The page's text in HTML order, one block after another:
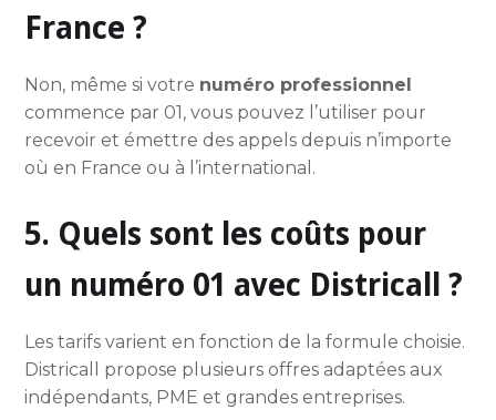
France ?
Non, même si votre numéro professionnel
commence par 01, vous pouvez l’utiliser pour
recevoir et émettre des appels depuis n’importe
où en France ou à l’international.
5. Quels sont les coûts pour
un numéro 01 avec Districall ?
Les tarifs varient en fonction de la formule choisie.
Districall propose plusieurs offres adaptées aux
indépendants, PME et grandes entreprises.